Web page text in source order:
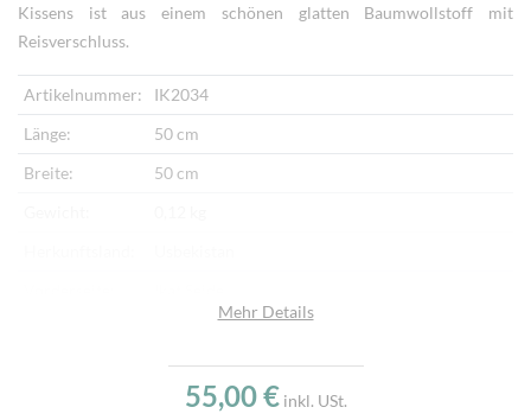
Kissens ist aus einem schönen glatten Baumwollstoff mit
Reisverschluss.
Artikelnummer:
IK2034
Länge:
50 cm
Breite:
50 cm
Handgewebt
Kissen aus feinem Seidenstoff, Original
Mehr Details
55,00 € inkl. USt.